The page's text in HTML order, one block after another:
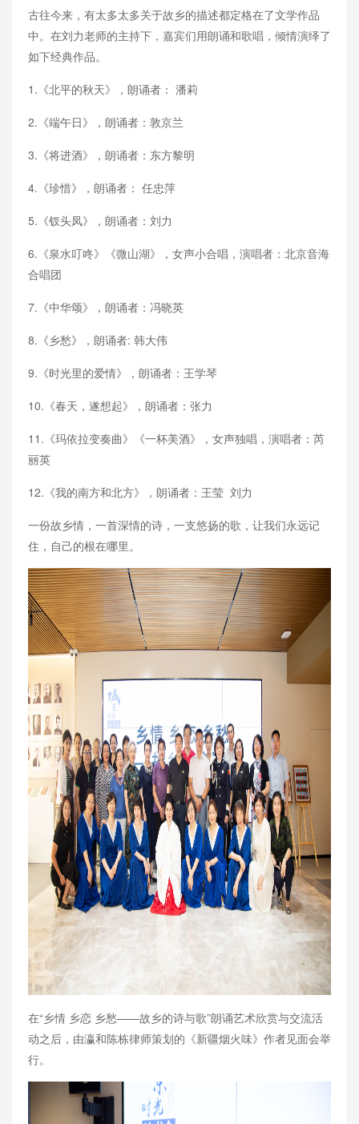
古往今来，有太多太多关于故乡的描述都定格在了文学作品
中。在刘力老师的主持下，嘉宾们用朗诵和歌唱，倾情演绎了
如下经典作品。
1.《北平的秋天》，朗诵者： 潘莉
2.《端午日》，朗诵者：敦京兰
3.《将进酒》，朗诵者：东方黎明
4.《珍惜》，朗诵者： 任忠萍
5.《钗头凤》，朗诵者：刘力
6.《泉水叮咚》《微山湖》，女声小合唱，演唱者：北京音海
合唱团
7.《中华颂》，朗诵者：冯晓英
8.《乡愁》，朗诵者: 韩大伟
9.《时光里的爱情》，朗诵者：王学琴
10.《春天，遂想起》，朗诵者：张力
11.《玛依拉变奏曲》《一杯美酒》，女声独唱，演唱者：芮
丽英
12.《我的南方和北方》，朗诵者：王莹 刘力
一份故乡情，一首深情的诗，一支悠扬的歌，让我们永远记
住，自己的根在哪里。
在“乡情 乡恋 乡愁——故乡的诗与歌”朗诵艺术欣赏与交流活
动之后，由瀛和陈栋律师策划的《新疆烟火味》作者见面会举
行。